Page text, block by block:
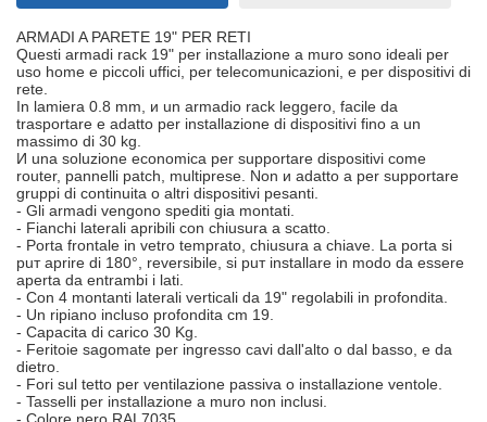
ARMADI A PARETE 19" PER RETI
Questi armadi rack 19" per installazione a muro sono ideali per
uso home e piccoli uffici, per telecomunicazioni, e per dispositivi di
rete.
In lamiera 0.8 mm, и un armadio rack leggero, facile da
trasportare e adatto per installazione di dispositivi fino a un
massimo di 30 kg.
И una soluzione economica per supportare dispositivi come
router, pannelli patch, multiprese. Non и adatto a per supportare
gruppi di continuitа o altri dispositivi pesanti.
- Gli armadi vengono spediti giа montati.
- Fianchi laterali apribili con chiusura a scatto.
- Porta frontale in vetro temprato, chiusura a chiave. La porta si
puт aprire di 180°, reversibile, si puт installare in modo da essere
aperta da entrambi i lati.
- Con 4 montanti laterali verticali da 19" regolabili in profonditа.
- Un ripiano incluso profonditа cm 19.
- Capacitа di carico 30 Kg.
- Feritoie sagomate per ingresso cavi dall'alto o dal basso, e da
dietro.
- Fori sul tetto per ventilazione passiva o installazione ventole.
- Tasselli per installazione a muro non inclusi.